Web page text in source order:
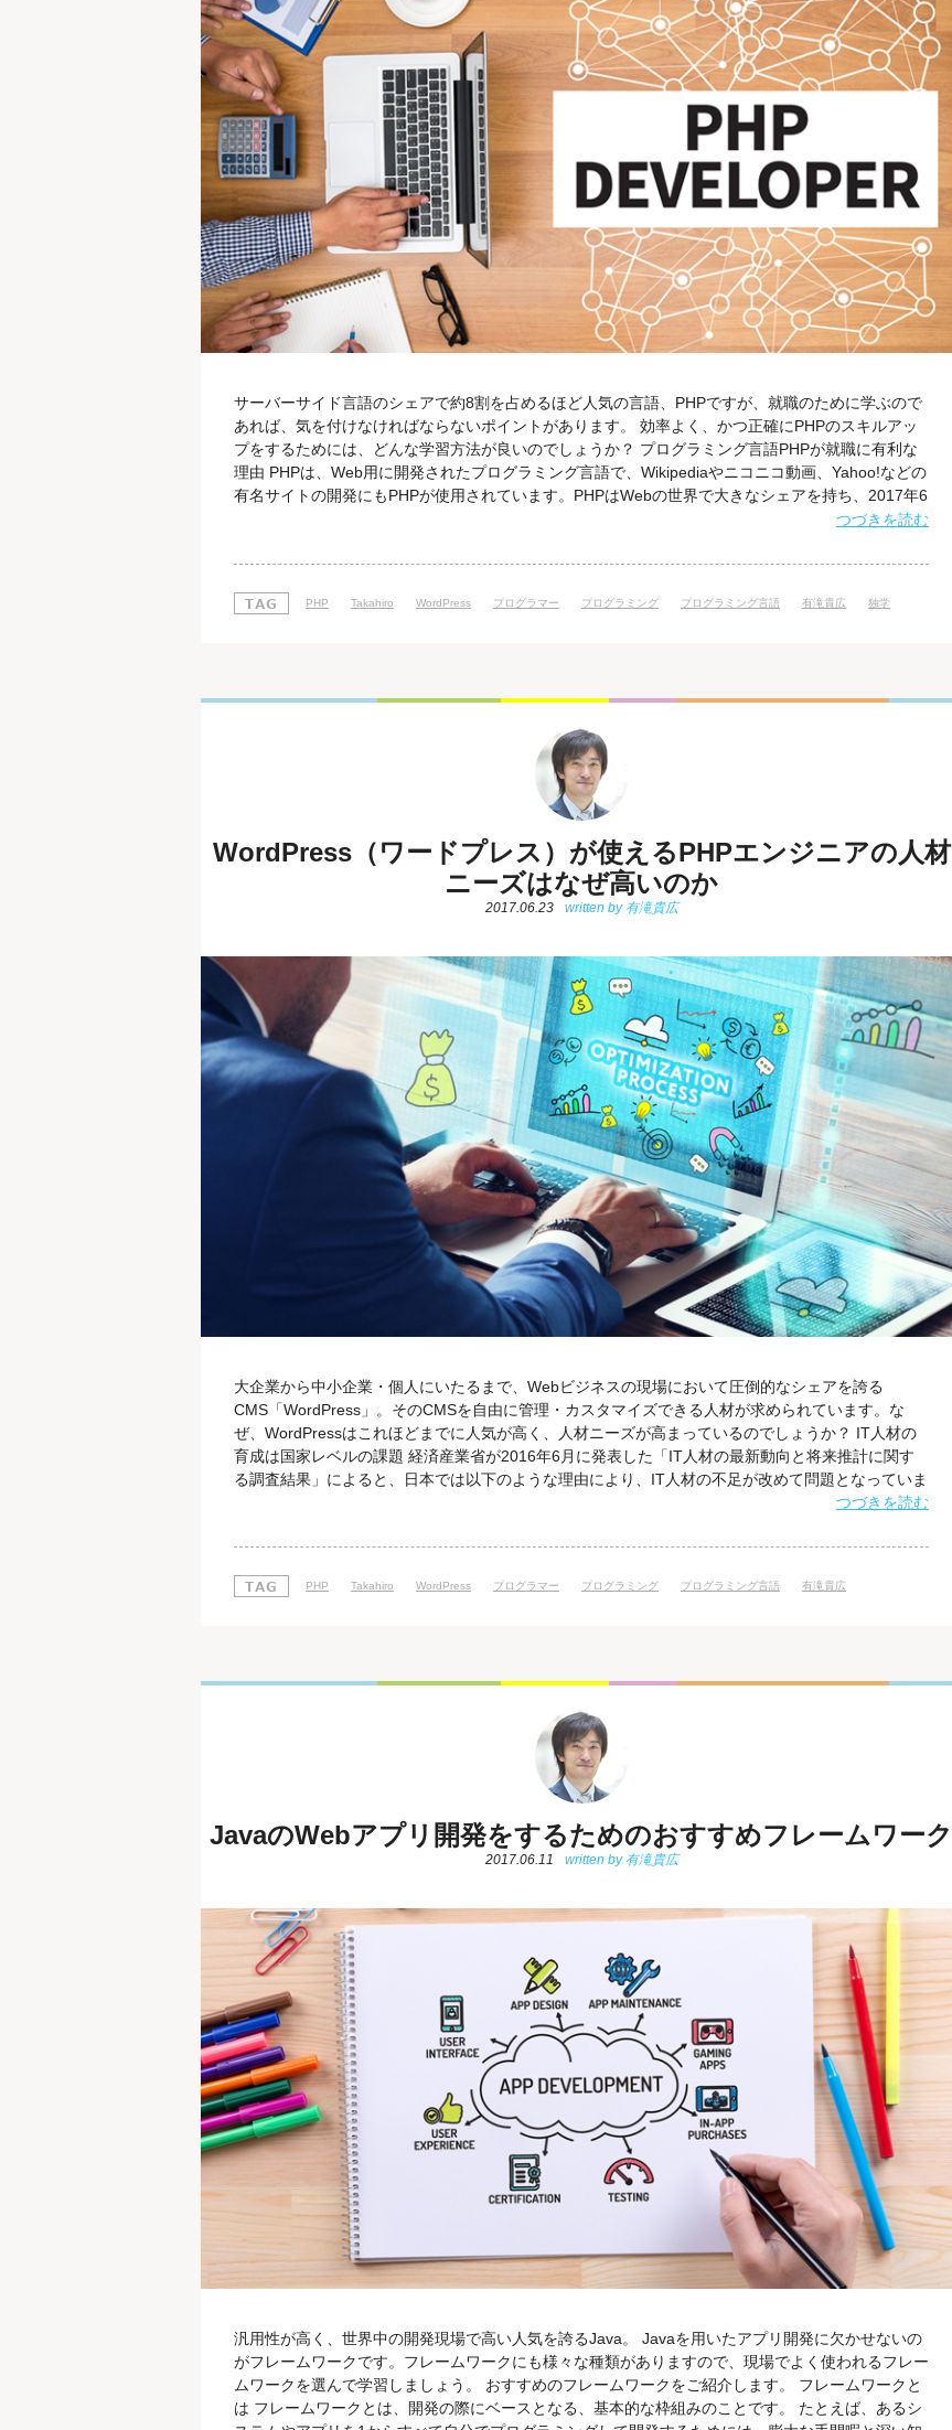
サーバーサイド言語のシェアで約8割を占めるほど人気の言語、PHPですが、就職のために学ぶので
あれば、気を付けなければならないポイントがあります。 効率よく、かつ正確にPHPのスキルアッ
プをするためには、どんな学習方法が良いのでしょうか？ プログラミング言語PHPが就職に有利な
理由 PHPは、Web用に開発されたプログラミング言語で、Wikipediaやニコニコ動画、Yahoo!などの
有名サイトの開発にもPHPが使用されています。PHPはWebの世界で大きなシェアを持ち、2017年6
月の時点で、サーバーサイド言語の中で82.6%でPHPが使用されていることが、W3Techsの調査で分
つづきを読む
PHP Takahiro WordPress プログラマー プログラミング プログラミング言語 有滝貴広 独学
WordPress（ワードプレス）が使えるPHPエンジニアの人材
ニーズはなぜ高いのか
2017.06.23
大企業から中小企業・個人にいたるまで、Webビジネスの現場において圧倒的なシェアを誇る
CMS「WordPress」。そのCMSを自由に管理・カスタマイズできる人材が求められています。な
ぜ、WordPressはこれほどまでに人気が高く、人材ニーズが高まっているのでしょうか？ IT人材の
育成は国家レベルの課題 経済産業省が2016年6月に発表した「IT人材の最新動向と将来推計に関す
る調査結果」によると、日本では以下のような理由により、IT人材の不足が改めて問題となっていま
す。 産業界で大型のIT関連投資が続いていること 情報セキュリティに関するニーズの増加 ビッグデ
こと 労働人口、特に若年人口が減少
つづきを読む
PHP Takahiro WordPress プログラマー プログラミング プログラミング言語 有滝貴広
JavaのWebアプリ開発をするためのおすすめフレームワーク
2017.06.11
汎用性が高く、世界中の開発現場で高い人気を誇るJava。 Javaを用いたアプリ開発に欠かせないの
がフレームワークです。フレームワークにも様々な種類がありますので、現場でよく使われるフレー
ムワークを選んで学習しましょう。 おすすめのフレームワークをご紹介します。 フレームワークと
は フレームワークとは、開発の際にベースとなる、基本的な枠組みのことです。 たとえば、あるシ